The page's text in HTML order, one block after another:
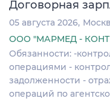
Договорная
05 августа 2026
ООО "МАРМЕД -
Обязанности: -
операциями -
задолженности -
операций по